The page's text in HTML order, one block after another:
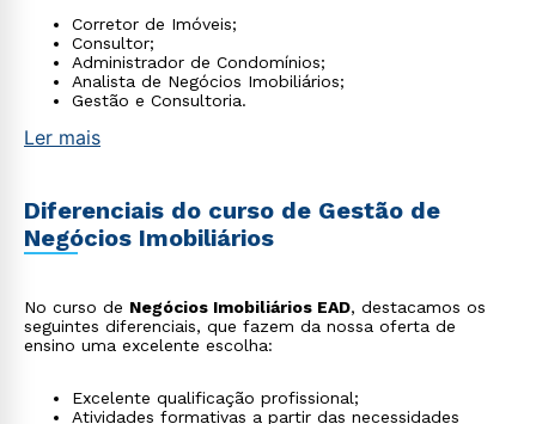
Corretor de Imóveis;
Consultor;
Administrador de Condomínios;
Analista de Negócios Imobiliários;
Gestão e Consultoria.
Ler mais
Diferenciais do curso de Gestão de
Negócios Imobiliários
No curso de Negócios Imobiliários EAD, destacamos os
seguintes diferenciais, que fazem da nossa oferta de
ensino uma excelente escolha:
Excelente qualificação profissional;
Atividades formativas a partir das necessidades